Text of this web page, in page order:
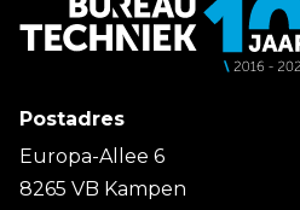
Postadres
Europa-Allee 6
8265 VB Kampen